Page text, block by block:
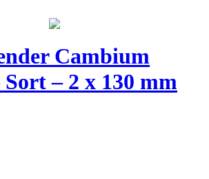
Cambium
– 2 x 130 mm